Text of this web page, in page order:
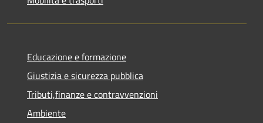
Educazione e formazione
Giustizia e sicurezza pubblica
Tributi,finanze e contravvenzioni
Ambiente